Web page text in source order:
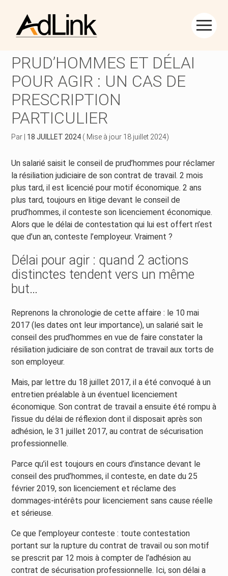
Aller
au
Créer et reprendre une activité
Développer votre entreprise
Construire votre patrimoine
Piloter votre gestion
Gérer vos ressources humaines
Dématérialiser vos documents
PRUD’HOMMES ET DÉLAI
POUR AGIR : UN CAS DE
PRESCRIPTION
PARTICULIER
Par 18 JUILLET 2024 ( Mise à jour 18 juillet 2024)
Un salarié saisit le conseil de prud’hommes pour réclamer
la résiliation judiciaire de son contrat de travail. 2 mois
plus tard, il est licencié pour motif économique. 2 ans
plus tard, toujours en litige devant le conseil de
prud’hommes, il conteste son licenciement économique.
Alors que le délai de contestation qui lui est offert n’est
que d’un an, conteste l’employeur. Vraiment ?
Délai pour agir : quand 2 actions
distinctes tendent vers un même
but…
Reprenons la chronologie de cette affaire : le 10 mai
2017 (les dates ont leur importance), un salarié sait le
conseil des prud’hommes en vue de faire constater la
résiliation judiciaire de son contrat de travail aux torts de
son employeur.
Mais, par lettre du 18 juillet 2017, il a été convoqué à un
entretien préalable à un éventuel licenciement
économique. Son contrat de travail a ensuite été rompu à
l’issue du délai de réflexion dont il disposait après son
adhésion, le 31 juillet 2017, au contrat de sécurisation
professionnelle.
Parce qu’il est toujours en cours d’instance devant le
conseil des prud’hommes, il conteste, en date du 25
février 2019, son licenciement et réclame des
dommages-intérêts pour licenciement sans cause réelle
et sérieuse.
Ce que l’employeur conteste : toute contestation
portant sur la rupture du contrat de travail ou son motif
se prescrit par 12 mois à compter de l’adhésion au
contrat de sécurisation professionnelle. Ici, son délai a